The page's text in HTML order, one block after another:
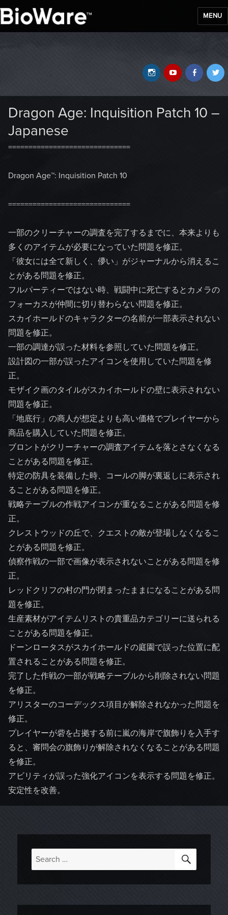
MENU
YouTube
Instagram
Dragon Age: Inquisition Patch 10 –
Japanese
==============================
Dragon Age™: Inquisition Patch 10
==============================
一部のクリーチャーの調査を完了するまでに、本来よりも
多くのアイテムが必要になっていた問題を修正。
「彼女には全て新しく、儚い」がジャーナルから消えるこ
とがある問題を修正。
フルパーティーではない時、戦闘中に死亡するとカメラの
フォーカスが仲間に切り替わらない問題を修正。
スカイホールドのキャラクターの名前が一部表示されない
問題を修正。
一部の調達が誤った材料を参照していた問題を修正。
設計図の一部が誤ったアイコンを使用していた問題を修
正。
モザイク画のタイルがスカイホールドの壁に表示されない
問題を修正。
「地底行」の商人が想定よりも高い価格でプレイヤーから
商品を購入していた問題を修正。
ブロントがクリーチャーの調査アイテムを落とさなくなる
ことがある問題を修正。
特定の防具を装備した時、コールの脚が裏返しに表示され
ることがある問題を修正。
戦略テーブルの作戦アイコンが重なることがある問題を修
正。
クレストウッドの丘で、クエストの敵が登場しなくなるこ
とがある問題を修正。
偵察作戦の一部で画像が表示されないことがある問題を修
正。
レッドクリフの村の門が閉まったままになることがある問
題を修正。
生産素材がアイテムリストの貴重品カテゴリーに送られる
ことがある問題を修正。
ドーンロータスがスカイホールドの庭園で誤った位置に配
置されることがある問題を修正。
完了した作戦の一部が戦略テーブルから削除されない問題
を修正。
アリスターのコーデックス項目が解除されなかった問題を
修正。
プレイヤーが砦を占拠する前に嵐の海岸で旗飾りを入手す
ると、審問会の旗飾りが解除されなくなることがある問題
を修正。
アビリティが誤った強化アイコンを表示する問題を修正。
安定性を改善。
Search
for: